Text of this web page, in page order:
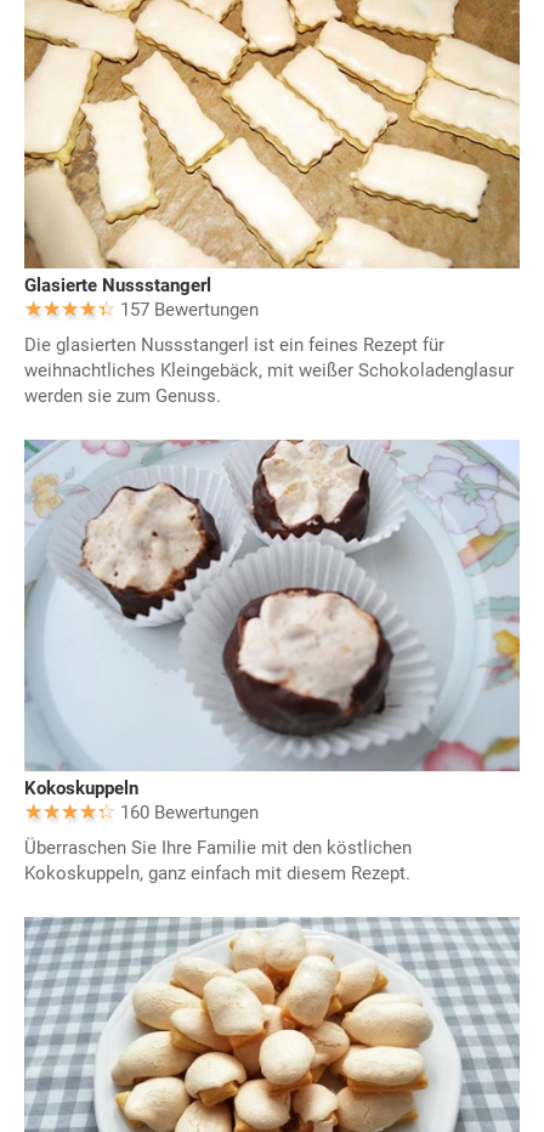
Glasierte Nussstangerl
157 Bewertungen
Die glasierten Nussstangerl ist ein feines Rezept für
weihnachtliches Kleingebäck, mit weißer Schokoladenglasur
werden sie zum Genuss.
Kokoskuppeln
160 Bewertungen
Überraschen Sie Ihre Familie mit den köstlichen
Kokoskuppeln, ganz einfach mit diesem Rezept.